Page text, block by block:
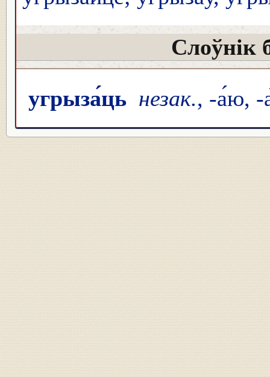
Слоўнік
угрыза́ць незак., -а́ю, -